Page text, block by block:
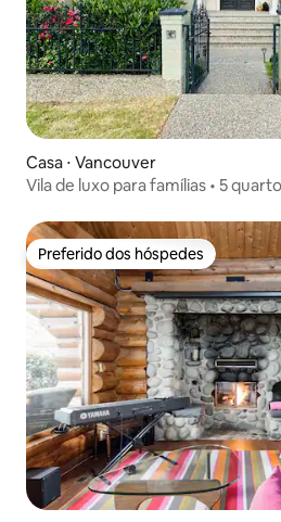
Casa ⋅ Vancouver
Vila de luxo para famílias • 5
Preferido dos hóspedes
Preferido dos hóspedes